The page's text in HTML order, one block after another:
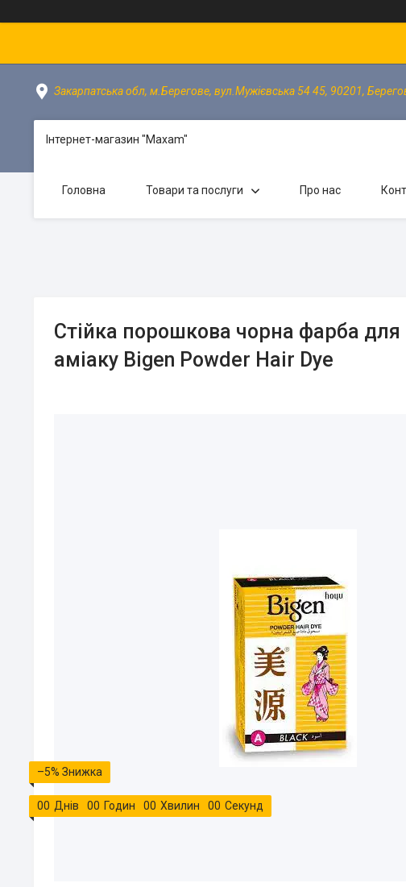
Закарпатська обл, м.Берегове, вул.Мужієвська 54 45, 90201,
Інтернет-магазин "Maxam"
Головна Товари та послуги Про нас
Стійка порошкова чорна фарба для
аміаку Bigen Powder Hair Dye
–5%
00 Днів 00 Годин 00 Хвилин 00 Секунд